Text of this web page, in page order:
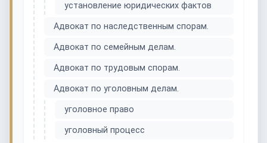
установление юридических фактов
Адвокат по наследственным спорам.
Адвокат по семейным делам.
Адвокат по трудовым спорам.
Адвокат по уголовным делам.
уголовное право
уголовный процесс